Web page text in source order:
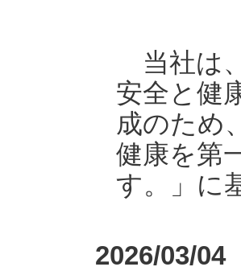
当社は
安全と健
成のため
健康を第
す。」に
2026/03/04